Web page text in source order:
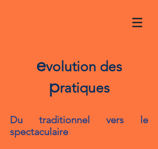
evolution des
pratiques
Du traditionnel vers le
spectaculaire